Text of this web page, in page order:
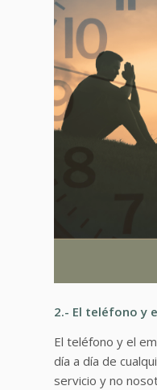
2.- El teléfono y
El teléfono y el
día a día de
servicio y no